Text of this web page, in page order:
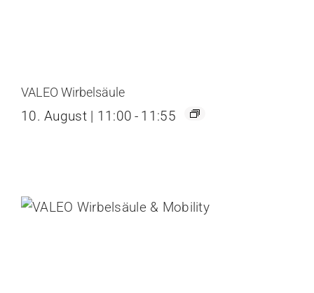
VALEO Wirbelsäule
10. August | 11:00 - 11:55